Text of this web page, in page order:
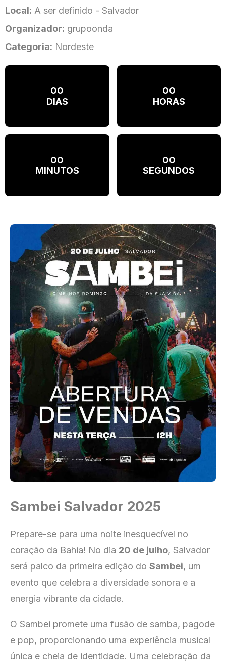
Local: A ser definido - Salvador
Organizador: grupoonda
Categoria: Nordeste
00
DIAS
00
HORAS
00
MINUTOS
00
SEGUNDOS
Sambei Salvador 2025
Prepare-se para uma noite inesquecível no
coração da Bahia! No dia 20 de julho, Salvador
será palco da primeira edição do Sambei, um
evento que celebra a diversidade sonora e a
energia vibrante da cidade.
O Sambei promete uma fusão de samba, pagode
e pop, proporcionando uma experiência musical
única e cheia de identidade. Uma celebração da